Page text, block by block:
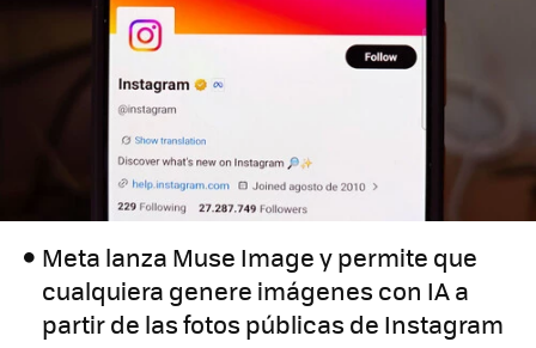
Meta lanza Muse Image y permite que
cualquiera genere imágenes con IA a
partir de las fotos públicas de Instagram